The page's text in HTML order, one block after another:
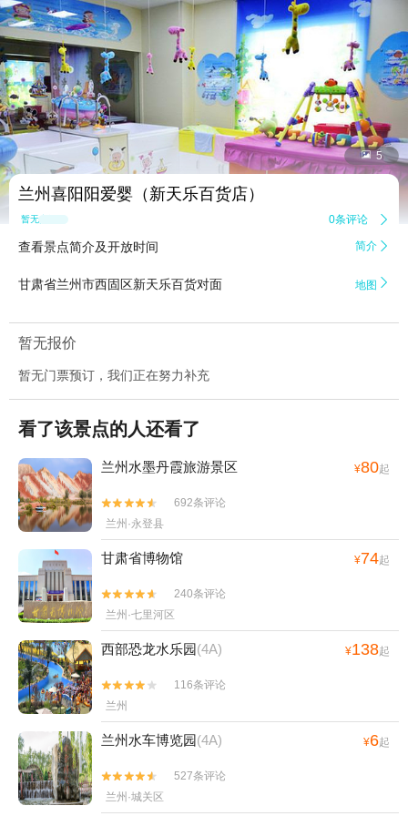
 5
兰州喜阳阳爱婴（新天乐百货店）
暂无点评 0条评论 
查看景点简介及开放时间 简介 
甘肃省兰州市西固区新天乐百货对面 地图 
暂无报价
暂无门票预订，我们正在努力补充
看了该景点的人还看了
兰州水墨丹霞旅游景区 ¥80起


692条评论
兰州·永登县
甘肃省博物馆 ¥74起


240条评论
兰州·七里河区
西部恐龙水乐园(4A) ¥138起


116条评论
兰州
兰州水车博览园(4A) ¥6起


527条评论
兰州·城关区
